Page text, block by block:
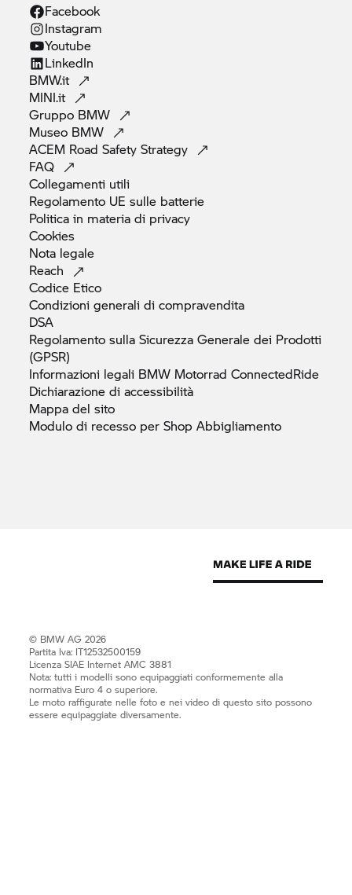
Facebook
Instagram
Youtube
LinkedIn
BMW.it
MINI.it
Gruppo BMW
Museo BMW
ACEM Road SafetyStrategy
FAQ
Collegamenti utili
Regolamento UE sulle batterie
Politica in materia di privacy
Cookies
Nota legale
Reach
Codice Etico
Condizioni generali dicompravendita
DSA
Regolamento sulla Sicurezza Generale dei Prodotti
(GPSR)
Informazioni legali BMW Motorrad ConnectedRide
Dichiarazione diaccessibilità
Mappa delsito
Modulo di recesso per ShopAbbigliamento
© BMW AG 2026
Partita Iva: IT12532500159
Licenza SIAE Internet AMC 3881
Nota: tutti i modelli sono equipaggiati conformemente alla
normativa Euro 4 o superiore.
Le moto raffigurate nelle foto e nei video di questo sito possono
essere equipaggiate diversamente.